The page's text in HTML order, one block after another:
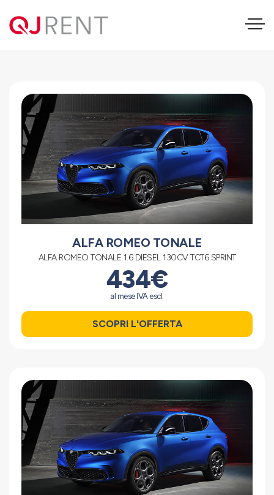
Alfa Romeo Tonale
ALFA ROMEO TONALE
ALFA ROMEO TONALE 1.6 DIESEL 130CV TCT6 SPRINT
434€
al mese IVA escl.
SCOPRI L'OFFERTA